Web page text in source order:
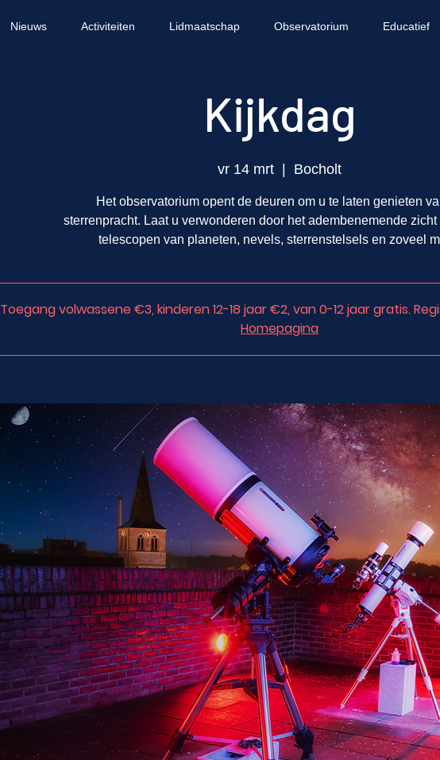
Nieuws Activiteiten Lidmaatschap Observatorium Educatief
Kijkdag
vr 14 mrt Bocholt
Het observatorium opent de deuren om u te laten genieten
sterrenpracht. Laat u verwonderen door het adembenemende zicht
telescopen van planeten, nevels, sterrenstelsels en zoveel
Toegang volwassene €3, kinderen 12-18 jaar €2, van 0-12 jaar gratis.
Homepagina